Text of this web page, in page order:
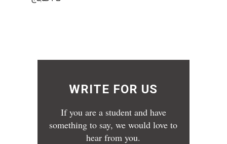
WRITE FOR US
If you are a student and have
something to say, we would love to
hear from you.